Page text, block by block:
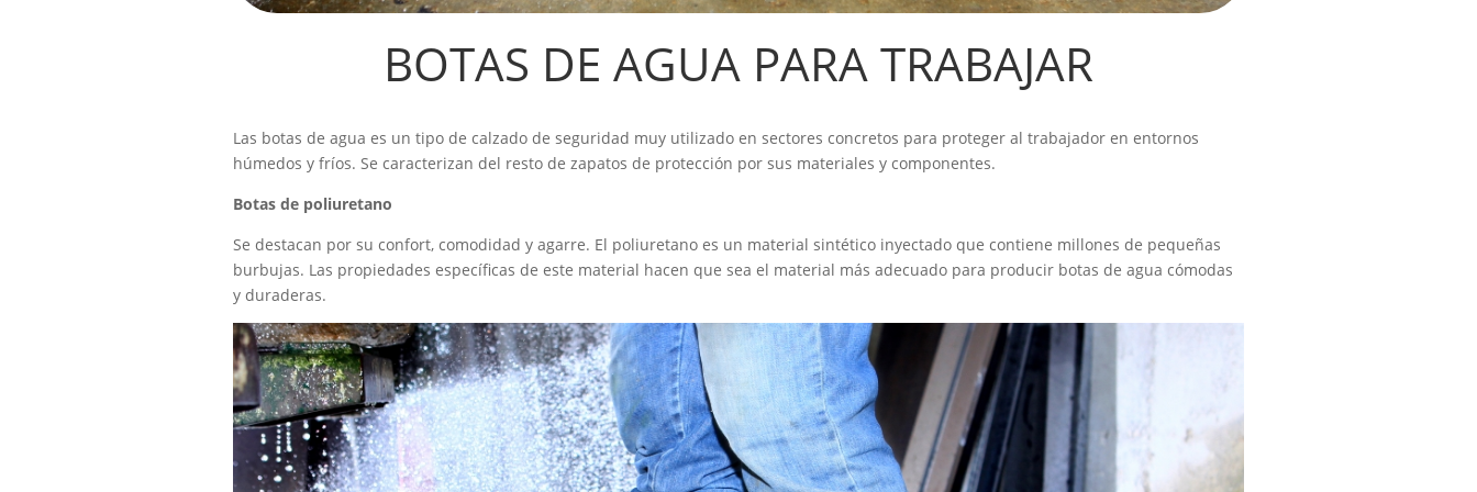
BOTAS DE AGUA PARA TRABAJAR
Las botas de agua es un tipo de calzado de seguridad muy utilizado en sectores concretos para proteger al trabajador en entornos
húmedos y fríos. Se caracterizan del resto de zapatos de protección por sus materiales y componentes.
Botas de poliuretano
Se destacan por su confort, comodidad y agarre. El poliuretano es un material sintético inyectado que contiene millones de pequeñas
burbujas. Las propiedades específicas de este material hacen que sea el material más adecuado para producir botas de agua cómodas
y duraderas.